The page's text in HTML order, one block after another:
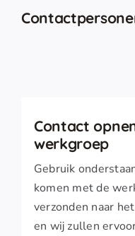
Contact
werkgroep
Gebruik
komen met de
verzonden naar
en wij zullen